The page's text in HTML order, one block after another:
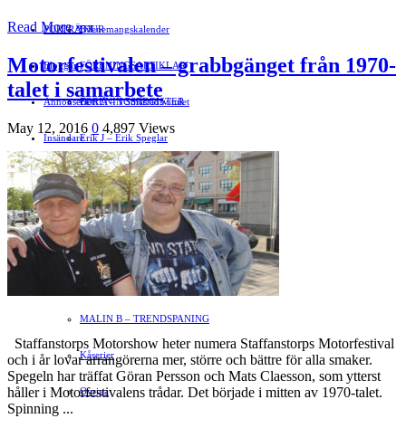
Evenemangskalender
DJUR
FÖRENINGSARTIKLAR
FÖRENINGSREGISTER
PORTRÄTT
Bloggar
Gert Å – I Småstadsvimlet
Erik J – Erik Speglar
Stig N – Tänkvärt
Jenny A – Kvitter
Yrsa – Hand med Hund
Hvilan – Trädgårdstips
MALIN B – TRENDSPANING
Kåserier
Ovriga
Annonsera
Insändare
BILDSVEPET
FAMILJEBILD
LÄMNA EN GRATTISHÄLSNING
Spegeln Info
Read More »
Motorfestivalen – grabbgänget från 1970-
talet i samarbete
May 12, 2016 0 4,897 Views
Staffanstorps Motorshow heter numera Staffanstorps Motorfestival
och i år lovar arrangörerna mer, större och bättre för alla smaker.
Spegeln har träffat Göran Persson och Mats Claesson, som ytterst
håller i Motorfestivalens trådar. Det började i mitten av 1970-talet.
Spinning ...